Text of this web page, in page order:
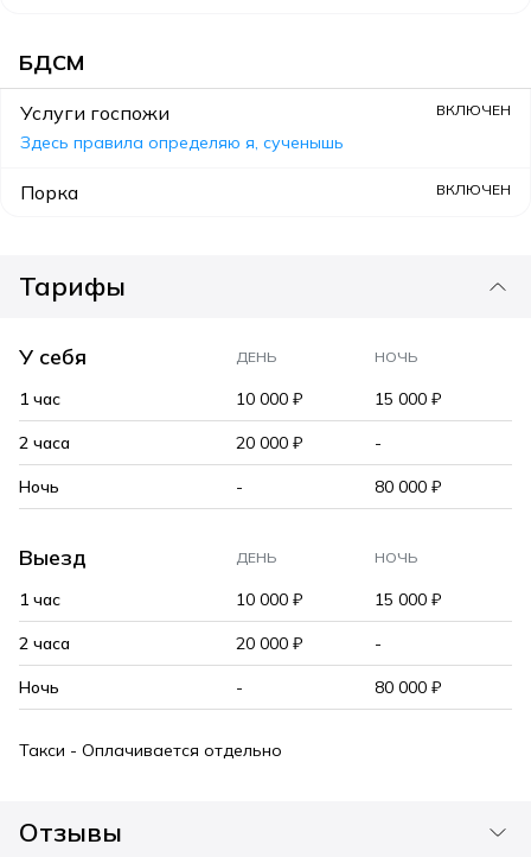
БДСМ
Услуги госпожи ВКЛЮЧЕН
Здесь правила определяю я, сученышь
Порка ВКЛЮЧЕН
Тарифы
У себя ДЕНЬ НОЧЬ
1 час 10 000 ₽ 15 000 ₽
2 часа 20 000 ₽ -
Ночь - 80 000 ₽
Выезд ДЕНЬ НОЧЬ
1 час 10 000 ₽ 15 000 ₽
2 часа 20 000 ₽ -
Ночь - 80 000 ₽
Такси - Оплачивается отдельно
Отзывы